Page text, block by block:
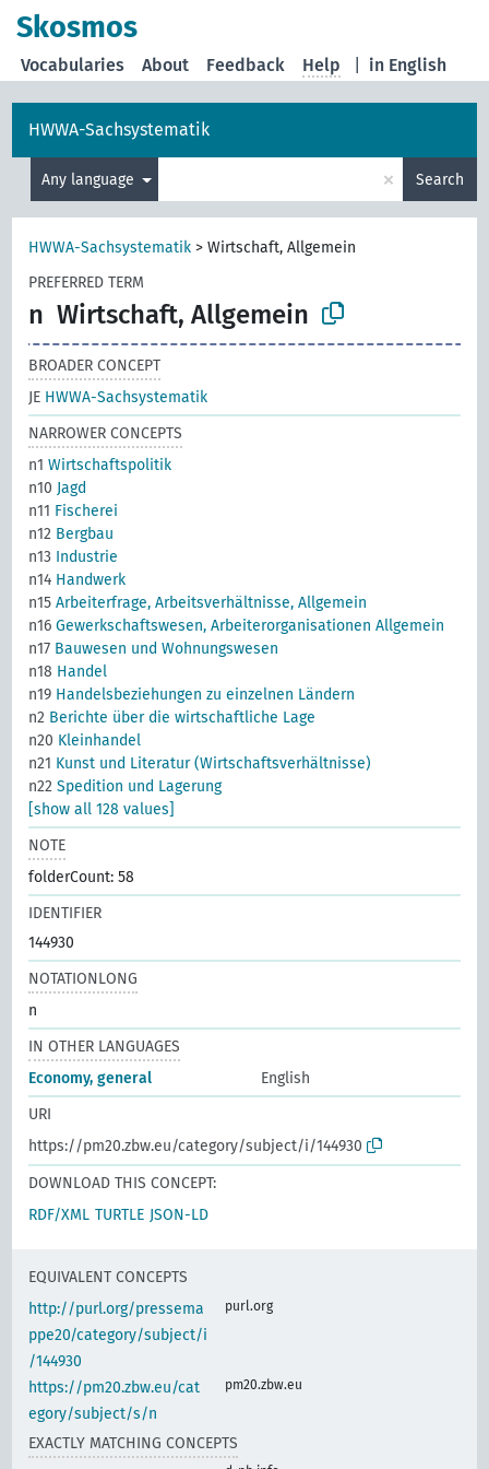
Skosmos
in English
Vocabularies About Feedback Help
HWWA-Sachsystematik
Any language × Search
HWWA-Sachsystematik >Wirtschaft, Allgemein
PREFERRED TERM
n Wirtschaft, Allgemein
BROADER CONCEPT
JE HWWA-Sachsystematik
NARROWER CONCEPTS
n1Wirtschaftspolitik
n10 Jagd
n11 Fischerei
n12 Bergbau
n13 Industrie
n14 Handwerk
n15Arbeiterfrage, Arbeitsverhältnisse, Allgemein
n16Gewerkschaftswesen, Arbeiterorganisationen Allgemein
n17 Bauwesen und Wohnungswesen
n18 Handel
n19 Handelsbeziehungen zu einzelnen Ländern
n2 Berichte über die wirtschaftliche Lage
n20 Kleinhandel
n21 Kunst und Literatur (Wirtschaftsverhältnisse)
n22Spedition und Lagerung
[show all 128 values]
NOTE
folderCount: 58
IDENTIFIER
144930
NOTATIONLONG
n
IN OTHER LANGUAGES
Economy, general
English
URI
https://pm20.zbw.eu/category/subject/i/144930
DOWNLOAD THIS CONCEPT:
RDF/XML TURTLE JSON-LD
EQUIVALENT CONCEPTS
http://purl.org/pressema
ppe20/category/subject/i
/144930
purl.org
https://pm20.zbw.eu/cat
egory/subject/s/n
pm20.zbw.eu
EXACTLY MATCHING CONCEPTS